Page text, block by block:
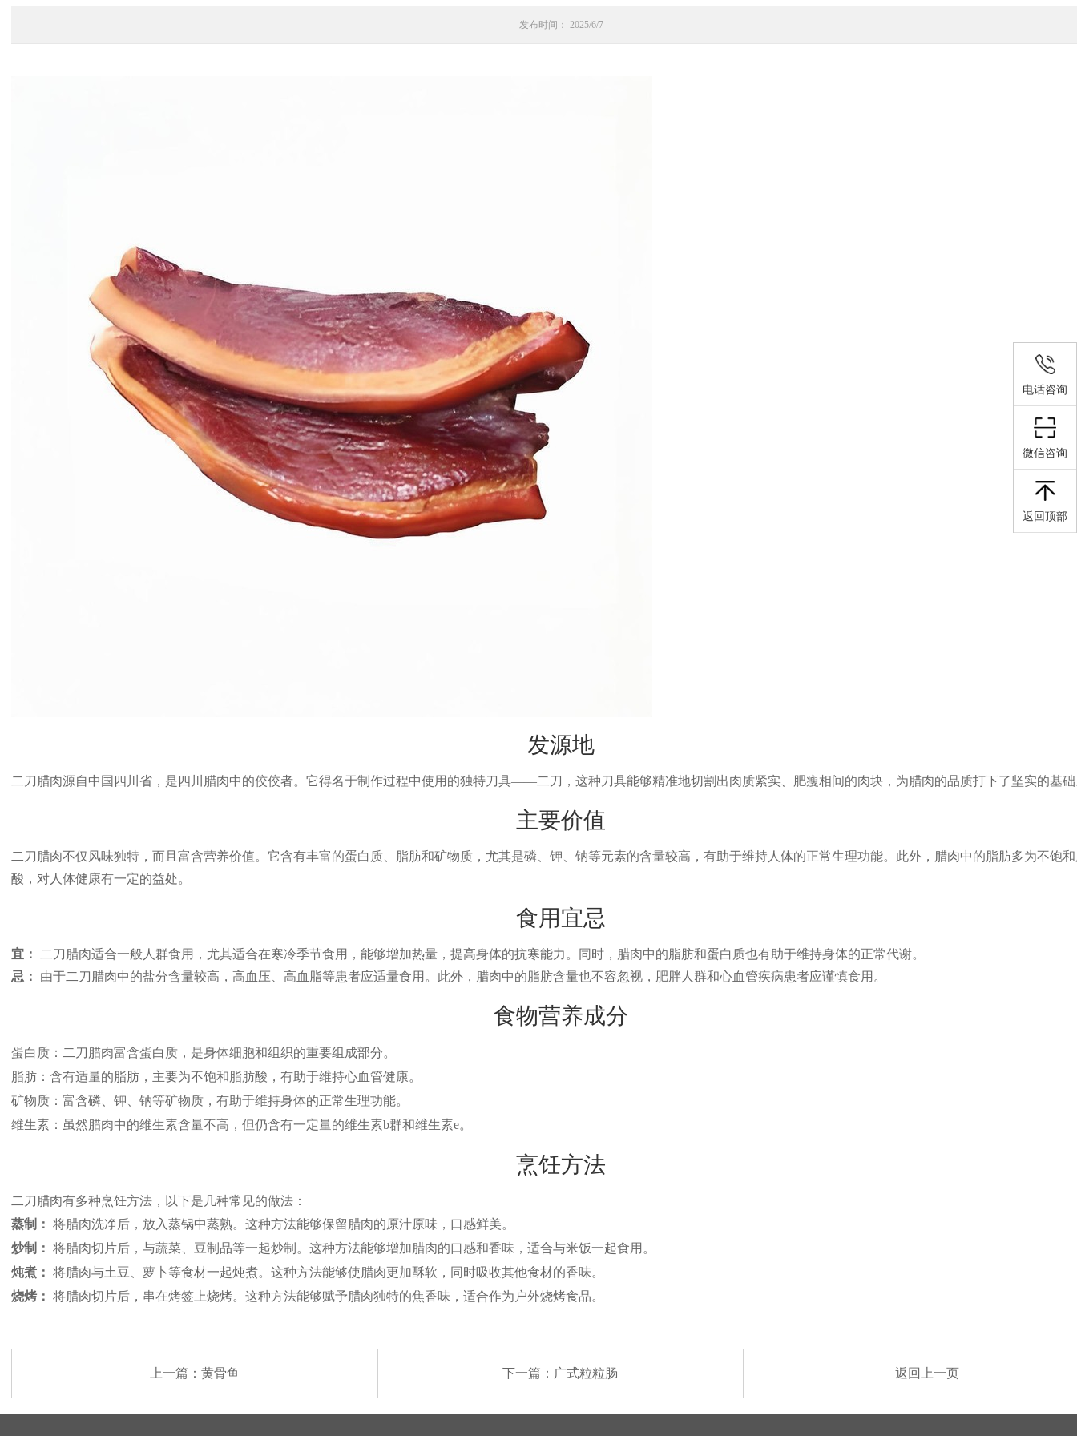
发布时间： 2025/6/7
发源地
二刀腊肉源自中国四川省，是四川腊肉中的佼佼者。它得名于制作过程中使用的独特刀具——二刀，这种刀具能够精准地切割出肉质紧实、肥瘦相间的肉块，为腊肉的品质打下了坚实的基
主要价值
二刀腊肉不仅风味独特，而且富含营养价值。它含有丰富的蛋白质、脂肪和矿物质，尤其是磷、钾、钠等元素的含量较高，有助于维持人体的正常生理功能。此外，腊肉中的脂肪多为不饱
酸，对人体健康有一定的益处。
食用宜忌
宜：
二刀腊肉适合一般人群食用，尤其适合在寒冷季节食用，能够增加热量，提高身体的抗寒能力。同时，腊肉中的脂肪和蛋白质也有助于维持身体的正常代谢。
忌：
由于二刀腊肉中的盐分含量较高，高血压、高血脂等患者应适量食用。此外，腊肉中的脂肪含量也不容忽视，肥胖人群和心血管疾病患者应谨慎食用。
食物营养成分
蛋白质：二刀腊肉富含蛋白质，是身体细胞和组织的重要组成部分。
脂肪：含有适量的脂肪，主要为不饱和脂肪酸，有助于维持心血管健康。
矿物质：富含磷、钾、钠等矿物质，有助于维持身体的正常生理功能。
维生素：虽然腊肉中的维生素含量不高，但仍含有一定量的维生素b群和维生素e。
烹饪方法
二刀腊肉有多种烹饪方法，以下是几种常见的做法：
蒸制： 将腊肉洗净后，放入蒸锅中蒸熟。这种方法能够保留腊肉的原汁原味，口感鲜美。
炒制： 将腊肉切片后，与蔬菜、豆制品等一起炒制。这种方法能够增加腊肉的口感和香味，适合与米饭一起食用。
炖煮： 将腊肉与土豆、萝卜等食材一起炖煮。这种方法能够使腊肉更加酥软，同时吸收其他食材的香味。
烧烤： 将腊肉切片后，串在烤签上烧烤。这种方法能够赋予腊肉独特的焦香味，适合作为户外烧烤食品。
上一篇： 黄骨鱼 下一篇： 广式粒粒肠 返回上一页
电话咨询
微信咨询
返回顶部